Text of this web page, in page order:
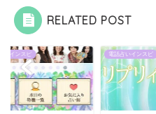
RELATED POST
いインスピ 電話占いインスピ